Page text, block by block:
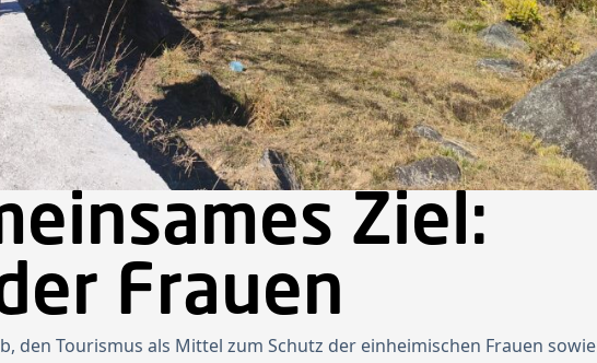
Ziel:
Frauen
den Tourismus als Mittel zum Schutz der einheimischen Frauen sowie